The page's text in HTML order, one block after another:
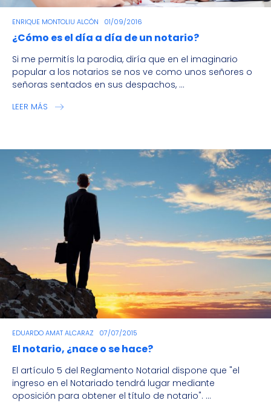
ENRIQUE MONTOLIU ALCÓN 01/09/2016
¿Cómo es el día a día de un notario?
Si me permitís la parodia, diría que en el imaginario
popular a los notarios se nos ve como unos señores o
señoras sentados en sus despachos, ...
LEER MÁS
EDUARDO AMAT ALCARAZ 07/07/2015
El notario, ¿nace o se hace?
El artículo 5 del Reglamento Notarial dispone que "el
ingreso en el Notariado tendrá lugar mediante
oposición para obtener el título de notario". ...